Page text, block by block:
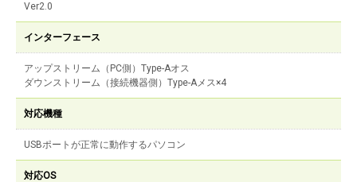
Ver2.0
インターフェース
アップストリーム（PC側）Type-Aオス
ダウンストリーム（接続機器側）Type-Aメス×4
対応機種
USBポートが正常に動作するパソコン
対応OS